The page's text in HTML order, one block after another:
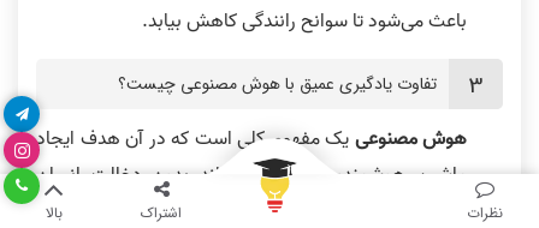
نظرات اشتراک بالا
باعث می‌شود تا سوانح رانندگی کاهش بیابد.
تفاوت یادگیری عمیق با هوش مصنوعی چیست؟
هوش مصنوعییک مفهوم کلی است که در آن هدف ایجاد
ماشین هوشمندی است که بتواند بدون دخالت انسان
تصمیم گیری کند و انتخاب مناسب را خود انجام دهد.